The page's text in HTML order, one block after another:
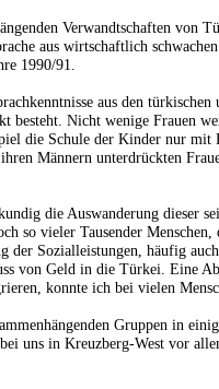
Verwandtschaften von
aus wirtschaftlich
1990/91.
aus den türkischen
besteht. Nicht wenige Frauen
die Schule der Kinder nur mit
Männern unterdrückten
die Auswanderung dieser
so vieler Tausender
der Sozialleistungen, häufig
von Geld in die Türkei. Eine
konnte ich bei vielen
Gruppen in
uns in Kreuzberg-West vor